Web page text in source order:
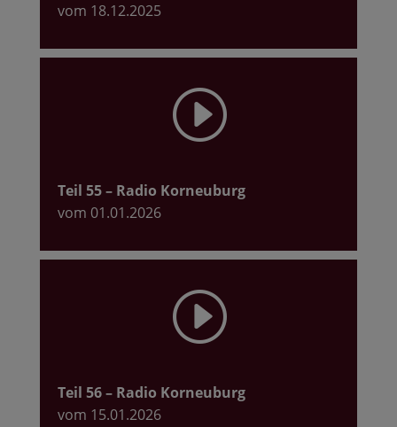
vom 18.12.2025
I
Teil 55– Radio Korneuburg
vom 01.01.2026
I
Teil 56– Radio Korneuburg
vom 15.01.2026